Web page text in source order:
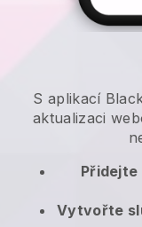
S aplikací
aktualizaci
Vytvořte